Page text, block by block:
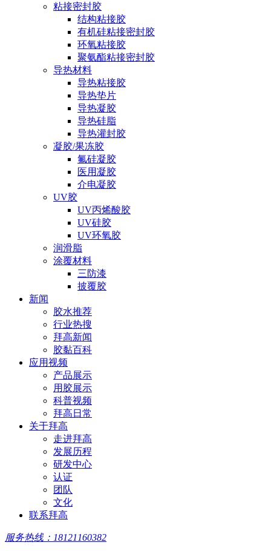
粘接密封胶
结构粘接胶
有机硅粘接密封胶
环氧粘接胶
聚氨酯粘接密封胶
导热材料
导热粘接胶
导热垫片
导热凝胶
导热硅脂
导热灌封胶
凝胶/果冻胶
氟硅凝胶
医用凝胶
介电凝胶
UV胶
UV丙烯酸胶
UV硅胶
UV环氧胶
润滑脂
涂覆材料
三防漆
披覆胶
新闻
胶水推荐
行业热搜
拜高新闻
胶黏百科
应用视频
产品展示
用胶展示
科普视频
拜高日常
关于拜高
走进拜高
发展历程
研发中心
认证
团队
文化
联系拜高
服务热线：18121160382